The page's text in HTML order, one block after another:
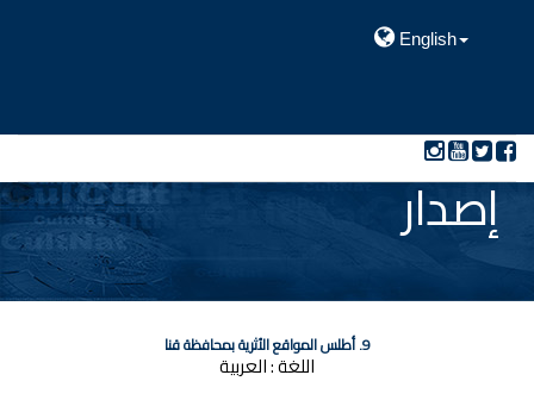
English
إصدار
9. أطلس المواقع الأثرية بمحافظة قنا
اللغة :العربية